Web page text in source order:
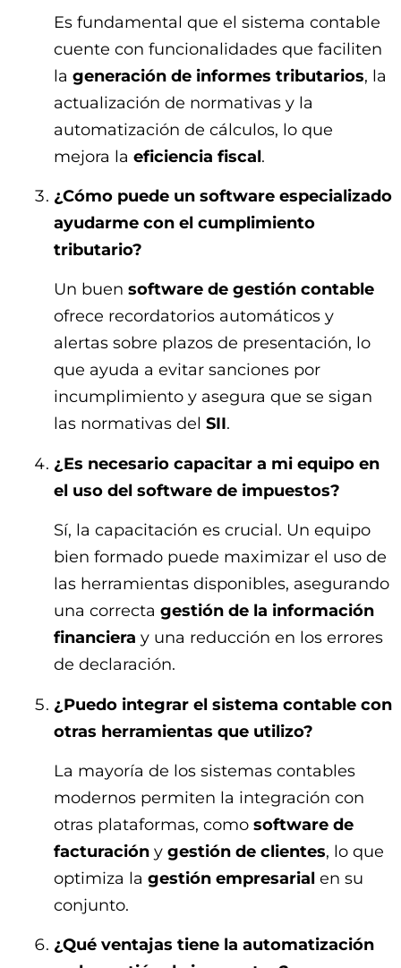
Es fundamental que el sistema contable
cuente con funcionalidades que faciliten
la generación de informes tributarios, la
actualización de normativas y la
automatización de cálculos, lo que
mejora la eficiencia fiscal.
¿Cómo puede un software especializado
ayudarme con el cumplimiento
tributario?
Un buen software de gestión contable
ofrece recordatorios automáticos y
alertas sobre plazos de presentación, lo
que ayuda a evitar sanciones por
incumplimiento y asegura que se sigan
las normativas del SII.
¿Es necesario capacitar a mi equipo en
el uso del software de impuestos?
Sí, la capacitación es crucial. Un equipo
bien formado puede maximizar el uso de
las herramientas disponibles, asegurando
una correcta gestión de la información
financiera y una reducción en los errores
de declaración.
¿Puedo integrar el sistema contable con
otras herramientas que utilizo?
La mayoría de los sistemas contables
modernos permiten la integración con
otras plataformas, como software de
facturación y gestión de clientes, lo que
optimiza la gestión empresarial en su
conjunto.
¿Qué ventajas tiene la automatización